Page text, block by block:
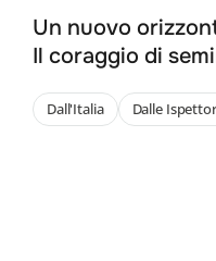
Un nuovo
Il coraggio di
Dall'Italia Dalle